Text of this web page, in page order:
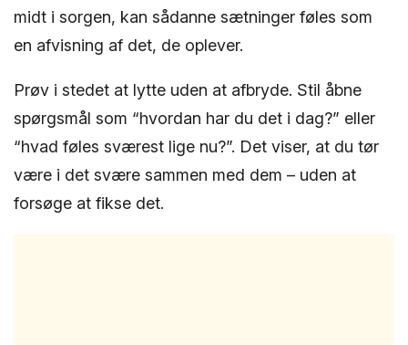
midt i sorgen, kan sådanne sætninger føles som
en afvisning af det, de oplever.
Prøv i stedet at lytte uden at afbryde. Stil åbne
spørgsmål som “hvordan har du det i dag?” eller
“hvad føles sværest lige nu?”. Det viser, at du tør
være i det svære sammen med dem – uden at
forsøge at fikse det.